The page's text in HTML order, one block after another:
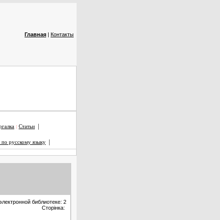
Главная | Контакты
: Статьи |
русскому языку |
библиотеке: 2
Сторінка: